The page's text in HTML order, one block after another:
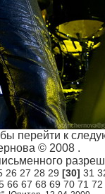
перейти к
© 2008 .
26 27 28 29 [30] 31
66 67 68 69 70 71 72